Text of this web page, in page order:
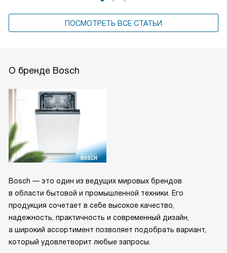
ПОСМОТРЕТЬ ВСЕ СТАТЬИ
О бренде Bosch
Bosch — это один из ведущих мировых брендов
в области бытовой и промышленной техники. Его
продукция сочетает в себе высокое качество,
надежность, практичность и современный дизайн,
а широкий ассортимент позволяет подобрать вариант,
который удовлетворит любые запросы.